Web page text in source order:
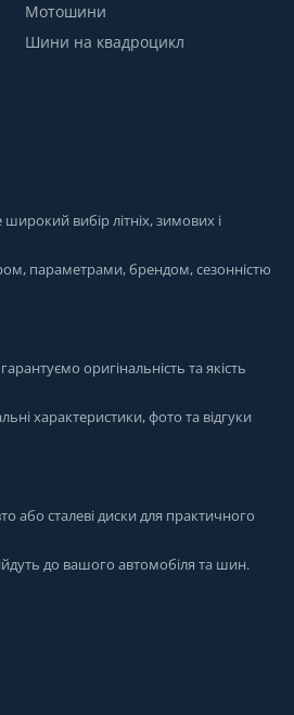
Мотошини
Шини на квадроцикл
вибір літніх, зимових і
параметрами, брендом, сезонністю
оригінальність та якість
характеристики, фото та відгуки
або сталеві диски для практичного
до вашого автомобіля та шин.